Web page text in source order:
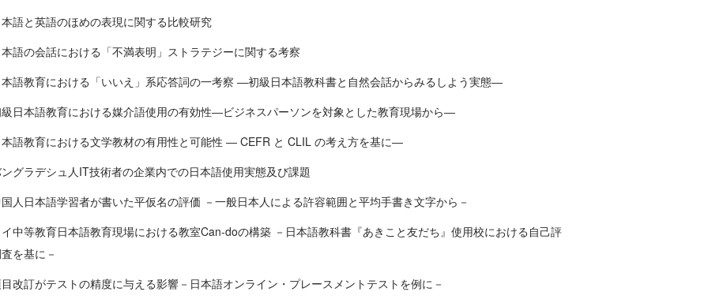
本語と英語のほめの表現に関する比較研究
本語の会話における「不満表明」ストラテジーに関する考察
本語教育における「いいえ」系応答詞の一考察 ―初級日本語教科書と自然会話からみるしよう実態―
級日本語教育における媒介語使用の有効性―ビジネスパーソンを対象とした教育現場から―
本語教育における文学教材の有用性と可能性 ― CEFR と CLIL の考え方を基に―
ングラデシュ人IT技術者の企業内での日本語使用実態及び課題
国人日本語学習者が書いた平仮名の評価 －一般日本人による許容範囲と平均手書き文字から－
イ中等教育日本語教育現場における教室Can-doの構築 －日本語教科書『あきこと友だち』使用校における自己評
を基に－
目改訂がテストの精度に与える影響－日本語オンライン・プレースメントテストを例に－